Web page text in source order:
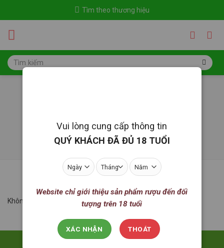
Tìm theo thương hiệu
Tìm
kiếm:
LỌC
Không tìm thấy sản phẩm nào khớp với lựa chọn của bạn.
Vui lòng cung cấp thông tin
QUÝ KHÁCH ĐÃ ĐỦ 18 TUỔI
Website chỉ giới thiệu sản phẩm rượu đến đối
tượng trên 18 tuổi
XÁC NHẬN THOÁT